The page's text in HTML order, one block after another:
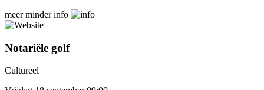
meer minderinfo
Notariële golf
Cultureel